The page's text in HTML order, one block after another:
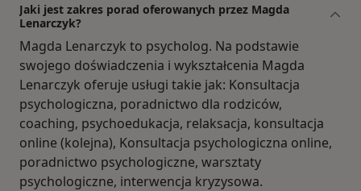
Jaki jest zakres porad oferowanych przez Magda
Lenarczyk?
Magda Lenarczyk to psycholog. Na podstawie
swojego doświadczenia i wykształcenia Magda
Lenarczyk oferuje usługi takie jak: Konsultacja
psychologiczna, poradnictwo dla rodziców,
coaching, psychoedukacja, relaksacja, konsultacja
online (kolejna), Konsultacja psychologiczna online,
poradnictwo psychologiczne, warsztaty
psychologiczne, interwencja kryzysowa.